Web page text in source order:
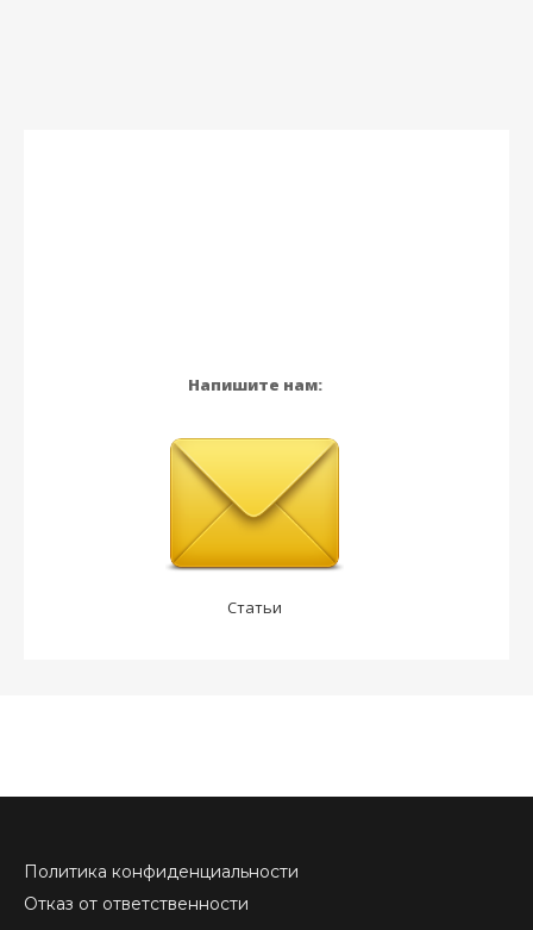
Напишите нам:
Статьи
Политика конфиденциальности
Отказ от ответственности